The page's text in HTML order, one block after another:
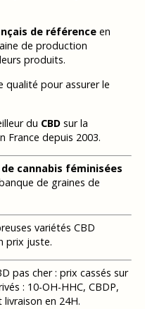
de référenceen
de production
produits.
qualité pour assurer le
du CBDsur la
France depuis 2003.
cannabis féminisées
de graines de
variétés CBD
prix juste.
pas cher : prix cassés sur
: 10-OH-HHC, CBDP,
en 24H.